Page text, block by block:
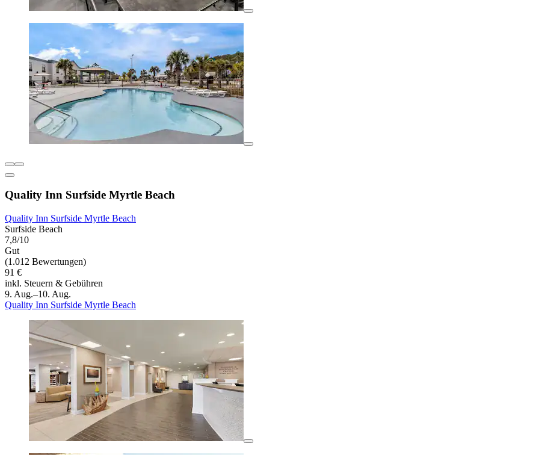
Quality Inn Surfside Myrtle Beach
Quality Inn Surfside Myrtle Beach
Surfside Beach
7,8/10
Gut
(1.012 Bewertungen)
91 €
inkl. Steuern & Gebühren
9. Aug.–10. Aug.
Quality Inn Surfside Myrtle Beach